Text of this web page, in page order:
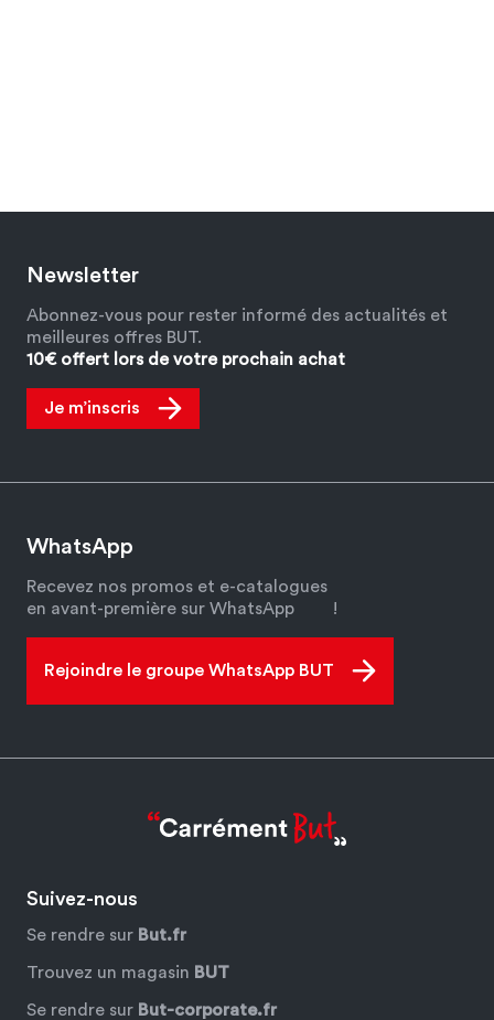
Newsletter
Abonnez-vous pour rester informé des actualités et
meilleures offres BUT.
10€ offert lors de votre prochain achat
Je m’inscris
WhatsApp
Recevez nos promos et e-catalogues
en avant-première sur WhatsApp
!
Rejoindre le groupe WhatsApp BUT
Suivez-nous
Se rendre sur But.fr
Trouvez un magasin BUT
Se rendre sur But-corporate.fr